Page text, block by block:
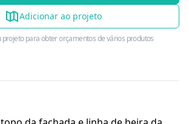
Adicionar ao projeto
projeto para obter orçamentos de vários produtos